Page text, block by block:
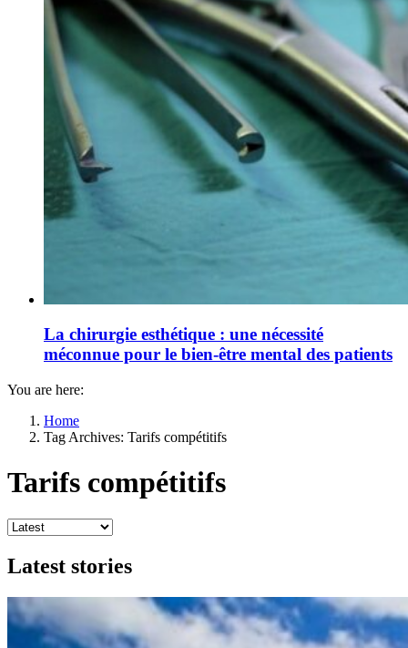
La chirurgie esthétique : une nécessité
méconnue pour le bien-être mental des patients
You are here:
Home
Tag Archives: Tarifs compétitifs
Tarifs compétitifs
Latest stories